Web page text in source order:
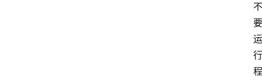
不
要
运
行
程